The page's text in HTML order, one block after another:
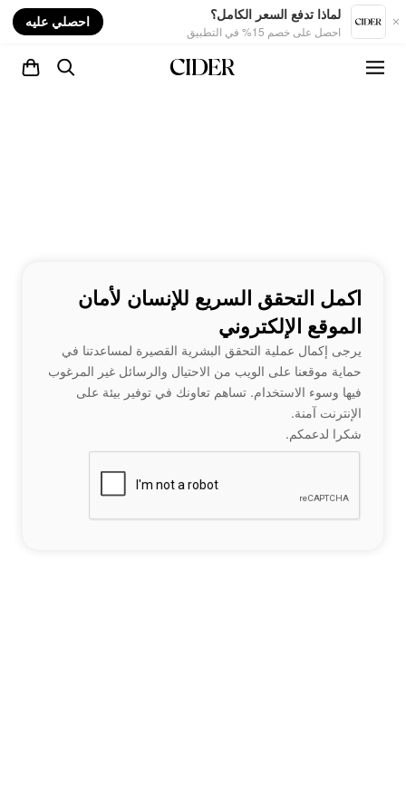
لماذا تدفع السعر الكامل؟
احصل على خصم 15% في التطبيق
احصلي عليه
اكمل التحقق السريع للإنسان لأمان
الموقع الإلكتروني
يرجى إكمال عملية التحقق البشرية القصيرة لمساعدتنا في
حماية موقعنا على الويب من الاحتيال والرسائل غير المرغوب
فيها وسوء الاستخدام. تساهم تعاونك في توفير بيئة على
الإنترنت آمنة.
شكرا لدعمكم.